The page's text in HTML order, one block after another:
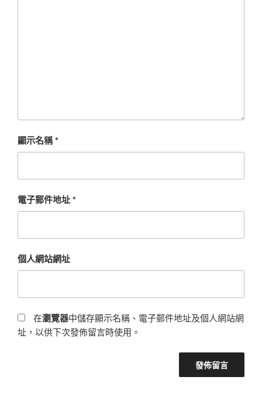
顯示名稱*
電子郵件地址*
個人網站網址
在瀏覽器中儲存顯示名稱、電子郵件地址及個人網站網
址，以供下次發佈留言時使用。